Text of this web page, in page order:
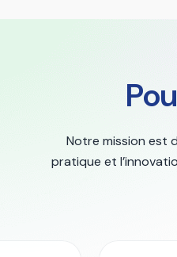
Notre mission est
pratique et